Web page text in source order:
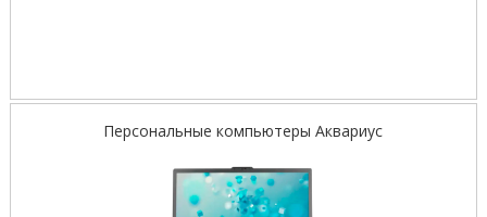
Персональные компьютеры Аквариус